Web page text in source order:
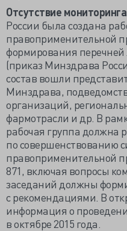
Отсутствие
России была создана
правоприменительной
формирования
(приказ Минздрава
состав вошли
Минздрава,
организаций,
фармотрасли и др. В
рабочая группа должна
по совершенствованию
правоприменительной
871, включая вопросы
заседаний должны
с рекомендациями. В
информация о
в октябре 2015 года.